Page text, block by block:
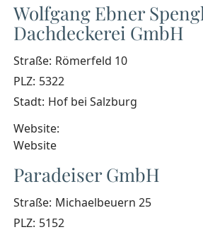
Wolfgang Ebner
Dachdeckerei GmbH
Straße: Römerfeld 10
PLZ: 5322
Stadt: Hof bei Salzburg
Website:
Website
Paradeiser GmbH
Straße: Michaelbeuern 25
PLZ: 5152